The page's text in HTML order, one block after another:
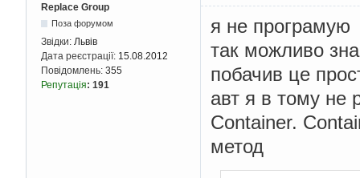
Replace Group
Поза форумом
Звідки: Львів
Дата реєстрації: 15.08.2012
Повідомлень: 355
Репутація: 191
я не програмую
так можливо
побачив це
авт я в тому не
Container.
метод